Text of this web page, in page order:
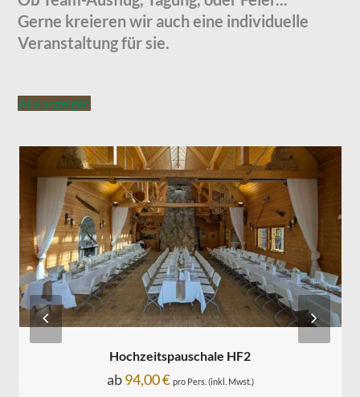
Gerne kreieren wir auch eine individuelle
Veranstaltung für sie.
Alle anzeigen
Hochzeitspauschale HF2
ab94,00€ pro Pers. (inkl. Mwst.)
Previous Next